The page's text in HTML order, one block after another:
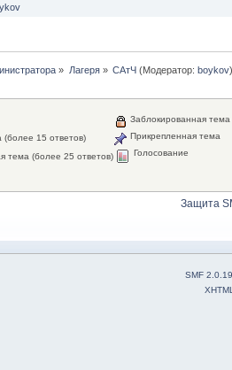
» Лагеря» САтЧ(Модератор: boykov)
(более 15 ответов)
тема (более 25 ответов)
Заблокированная тема
Прикрепленная тема
Голосование
Защита
SMF 2.0.19